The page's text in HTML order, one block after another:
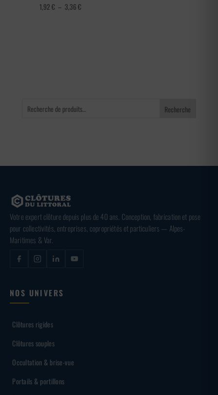
1,92€ – 3,36€Plage
Recherche
Votre expert clôture depuis plus de 40 ans. Conception, fabrication et pose
pour collectivités, entreprises, copropriétés et particuliers — Alpes-
Maritimes & Var.
NOS UNIVERS
Clôtures rigides
Clôtures souples
Occultation & brise-vue
Portails & portillons